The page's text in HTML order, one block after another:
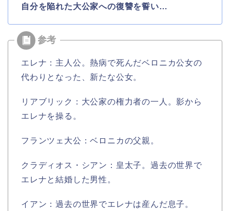
自分を陥れた大公家への復讐を誓い…
エレナ：主人公。熱病で死んだベロニカ公女の
代わりとなった、新たな公女。
リアブリック：大公家の権力者の一人。影から
エレナを操る。
フランツェ大公：ベロニカの父親。
クラディオス・シアン：皇太子。過去の世界で
エレナと結婚した男性。
イアン：過去の世界でエレナは産んだ息子。